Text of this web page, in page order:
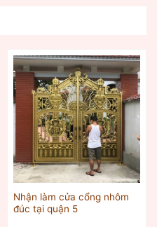
Nhận làm cửa cổng nhôm
đúc tại quận 5